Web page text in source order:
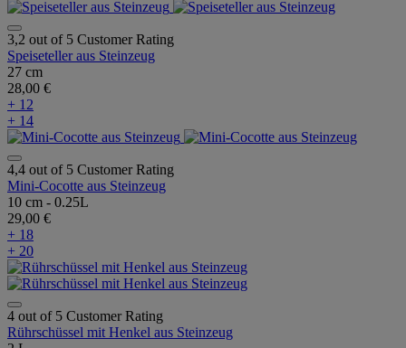
3,2 out of 5 Customer Rating
Speiseteller aus Steinzeug
27 cm
28,00 €
+ 12
+ 14
4,4 out of 5 Customer Rating
Mini-Cocotte aus Steinzeug
10 cm - 0.25L
29,00 €
+ 18
+ 20
4 out of 5 Customer Rating
Rührschüssel mit Henkel aus Steinzeug